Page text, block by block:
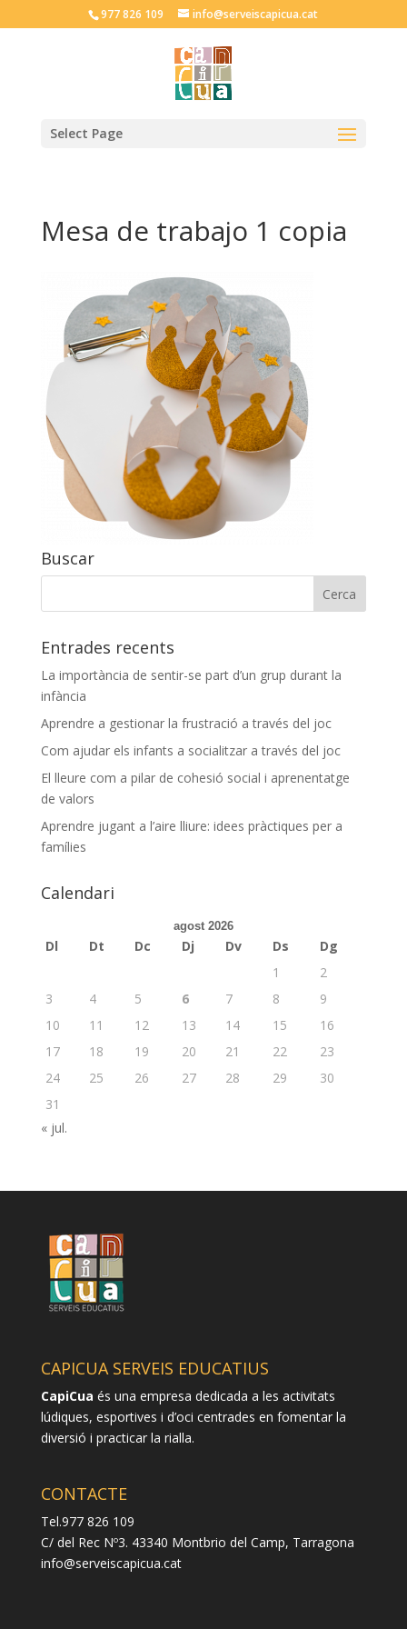
977 826 109 info@serveiscapicua.cat
Select Page
Mesa de trabajo 1 copia
Buscar
Entrades recents
La importància de sentir-se part d’un grup durant la
infància
Aprendre a gestionar la frustració a través del joc
Com ajudar els infants a socialitzar a través del joc
El lleure com a pilar de cohesió social i aprenentatge
de valors
Aprendre jugant a l’aire lliure: idees pràctiques per a
famílies
Calendari
agost 2026
Dl Dt Dc Dj Dv Ds
Dg
1
2
3
4 5 6 7 8
9
10
11 12 13 14 15
16
17
18 19 20 21 22
23
24
25 26 27 28 29
30
31
« jul.
CAPICUA SERVEIS EDUCATIUS
CapiCua és una empresa dedicada a les activitats
lúdiques, esportives i d’oci centrades en fomentar la
diversió i practicar la rialla.
CONTACTE
Tel.977 826 109
C/ del Rec Nº3. 43340 Montbrio del Camp, Tarragona
info@serveiscapicua.cat